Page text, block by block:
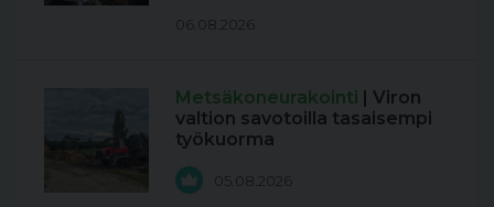
06.08.2026
Metsäkoneurakointi | Viron
valtion savotoilla tasaisempi
työkuorma
05.08.2026